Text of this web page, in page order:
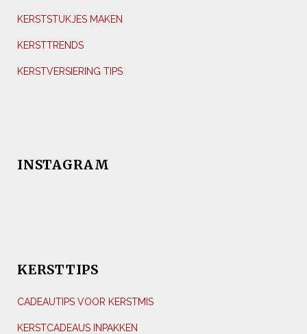
KERSTSTUKJES MAKEN
KERSTTRENDS
KERSTVERSIERING TIPS
INSTAGRAM
KERSTTIPS
CADEAUTIPS VOOR KERSTMIS
KERSTCADEAUS INPAKKEN